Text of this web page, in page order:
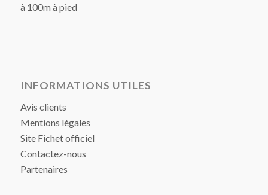
à 100m à pied
INFORMATIONS UTILES
Avis clients
Mentions légales
Site Fichet officiel
Contactez-nous
Partenaires